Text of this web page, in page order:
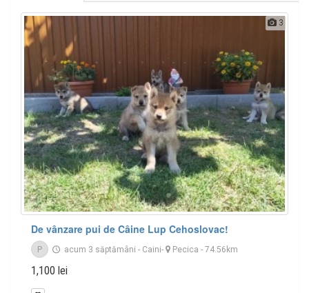
3
De vânzare pui de Câine Lup Cehoslovac!
P acum 3 săptămâni - Caini- Pecica - 74.56km
1,100 lei